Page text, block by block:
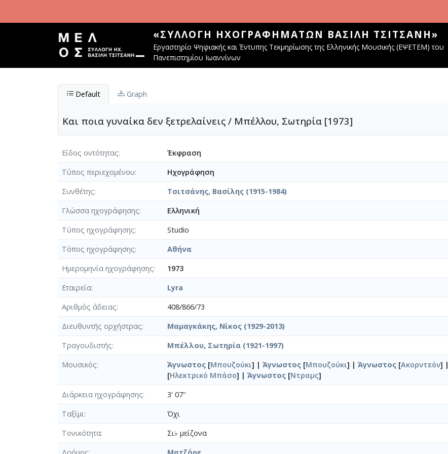
«ΣΥΛΛΟΓΉ ΗΧΟΓΡΑΦΗΜΆΤΩΝ ΒΑΣΊΛΗ ΤΣΙΤΣΆΝΗ»
Εργαστηρίο Ψηφιακής και Έντυπης Τεκμηρίωσης της Ελληνικής Μουσικής (ΕΨΕΤΕΜ) του
Πανεπιστημίου Ιωαννίνων
Default Graph
Και ποια γυναίκα δεν ξετρελαίνεις / Μπέλλου, Σωτηρία [1973]
Είδος οντότητας
Έκφραση
Τύπος περιεχομένου
Ηχογράφηση
Συνθέτης
Τσιτσάνης, Βασίλης (1915-1984)
Γλώσσα ηχογράφησης
Ελληνική
Τύπος ηχογράφησης
Studio
Τόπος ηχογράφησης
Αθήνα
Ημερομηνία ηχογράφησης
1973
Εταιρεία
Lyra
Αριθμός άδειας
408/866/73
Διευθυντής ορχήστρας
Μαμαγκάκης, Νίκος (1929-2013)
Τραγουδιστής
Μπέλλου, Σωτηρία (1921-1997)
Μουσικός
Άγνωστος [Μπουζούκι] | Άγνωστος [Μπουζούκι] | Άγνωστος [Ακορντεόν] |
[Ηλεκτρικό Μπάσο] | Άγνωστος [Ντραμς]
Διάρκεια ηχογράφησης
3' 07''
Ταξίμι
Όχι
Τονικότητα
Σι♭ μείζονα
Δρόμος
Ματζόρε